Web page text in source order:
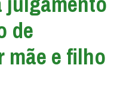
de
mãe e filho